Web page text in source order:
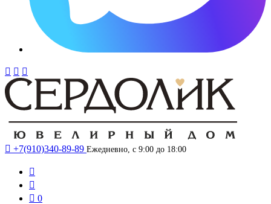
  
 +7(910)340-89-89 Ежедневно, с 9:00 до 18:00


 0